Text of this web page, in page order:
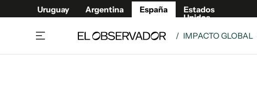
Uruguay Argentina España
Estados
Unidos
/ IMPACTO GLOBAL